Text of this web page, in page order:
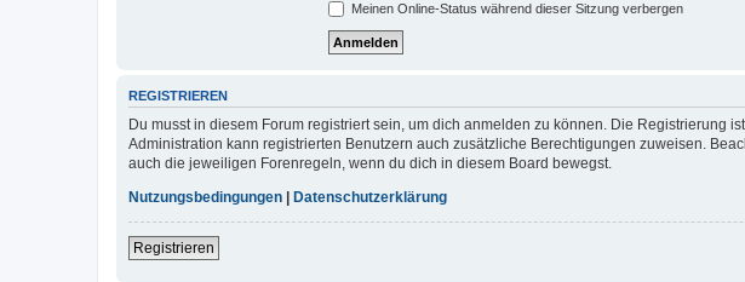
Meinen Online-Status während dieser Sitzung verbergen
REGISTRIEREN
Du musst in diesem Forum registriert sein, um dich anmelden zu können. Die Registrierung
Administration kann registrierten Benutzern auch zusätzliche Berechtigungen zuweisen.
auch die jeweiligen Forenregeln, wenn du dich in diesem Board bewegst.
Nutzungsbedingungen | Datenschutzerklärung
Registrieren